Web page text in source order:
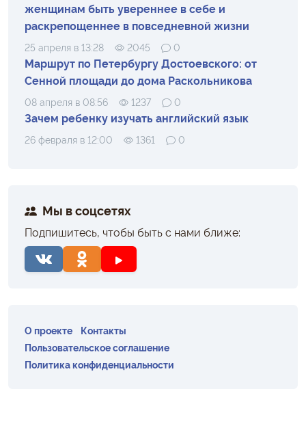
женщинам быть увереннее в себе и
раскрепощеннее в повседневной жизни
25 апреля в 13:28 2045 0
Маршрут по Петербургу Достоевского: от
Сенной площади до дома Раскольникова
08 апреля в 08:56 1237 0
Зачем ребенку изучать английский язык
26 февраля в 12:00 1361 0
Мы в соцсетях
Подпишитесь, чтобы быть с нами ближе:
О проекте
Контакты
Пользовательское соглашение
Политика конфиденциальности